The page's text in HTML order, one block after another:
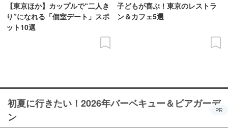
【東京ほか】カップルで“二人き
り”になれる「個室デート」スポ
ット10選
子どもが喜ぶ！東京のレストラ
ン＆カフェ5選
初夏に行きたい！2026年バーベキュー＆ビアガーデ
ン
PR